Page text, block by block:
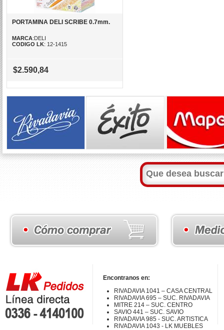
PORTAMINA DELI SCRIBE 0.7mm.
MARCA:DELI
CODIGO LK: 12-1415
$2.590,84
Encontranos en:
RIVADAVIA 1041 – CASA CENTRAL
RIVADAVIA 695 – SUC. RIVADAVIA
MITRE 214 – SUC. CENTRO
SAVIO 441 – SUC. SAVIO
RIVADAVIA 985 - SUC. ARTISTICA
RIVADAVIA 1043 - LK MUEBLES